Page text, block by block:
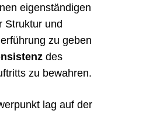
eigenständigen
Struktur und
zu geben
des
zu bewahren.
lag auf der